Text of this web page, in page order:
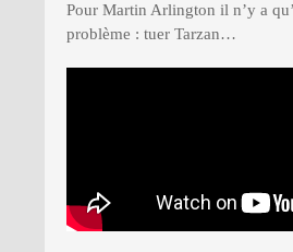
Pour Martin Arlington il n’y a
problème : tuer Tarzan…